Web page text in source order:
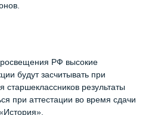
РФ высокие
будут засчитывать при
старшеклассников результаты
при аттестации во время сдачи